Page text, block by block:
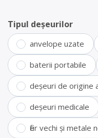
Tipul deșeurilor
anvelope uzate
baterii portabile
deșeuri de origine
deșeuri medicale
fier vechi și metale